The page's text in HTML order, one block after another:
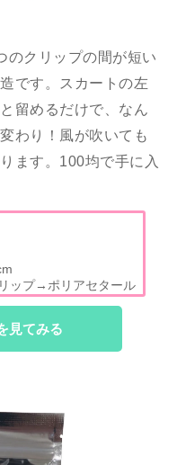
のクリップの間が短い
です。スカートの左
留めるだけで、なん
わり！風が吹いても
ます。100均で手に入
ップ→ポリアセタール
見てみる